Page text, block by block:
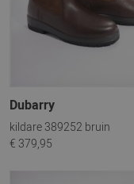
Dubarry
kildare 389252 bruin
€ 379,95